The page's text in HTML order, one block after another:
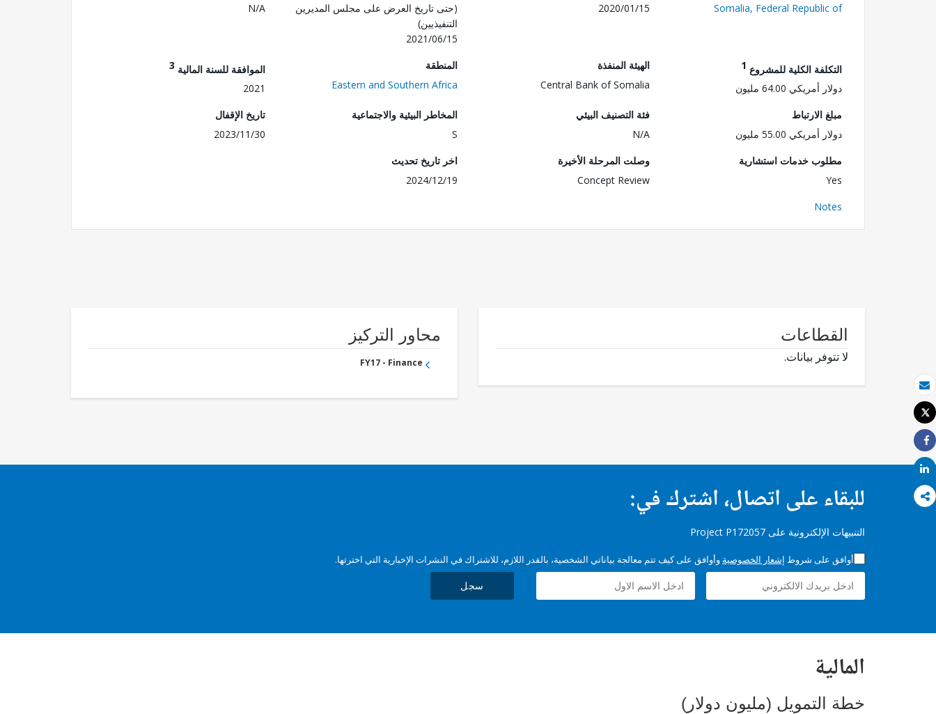
بريد الكتروني
طباعة
Tweet
Share
Share
Somalia, Federal Republic of
2020/01/15
(حتى تاريخ العرض على مجلس المديرين
التنفيذيين)
2021/06/15
N/A
التكلفة الكلية للمشروع 1
دولار أمريكي 64.00 مليون
الهيئة المنفذة
Central Bank of Somalia
المنطقة
Eastern and Southern Africa
الموافقة للسنة المالية 3
2021
مبلغ الارتباط
دولار أمريكي 55.00 مليون
فئة التصنيف البيئي
N/A
المخاطر البيئية والاجتماعية
S
تاريخ الإقفال
2023/11/30
مطلوب خدمات استشارية
Yes
وصلت المرحلة الأخيرة
Concept Review
اخر تاريخ تحديث
2024/12/19
Notes
القطاعات
لا تتوفر بيانات.
محاور التركيز
FY17 - Finance
للبقاء على اتصال، اشترك في:
التنبيهات الإلكترونية على Project P172057
أوافق على شروط إشعار الخصوصية وأوافق على كيف تتم معالجة بياناتي الشخصية، بالقدر اللازم، للاشتراك في النشرات الإخبارية التي اخترتها.
سجل
المالية
خطة التمويل (مليون دولار)